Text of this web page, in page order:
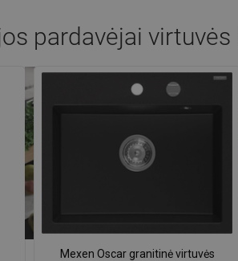
pardavėjai virtuvės
Mexen Oscar granitinė virtuvės